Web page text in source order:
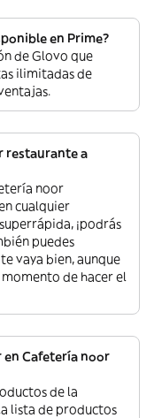
en Prime?
de Glovo que
ilimitadas de
restaurante a
noor
cualquier
¡podrás
puedes
vaya bien, aunque
de hacer el
Cafetería noor
de la
lista de productos